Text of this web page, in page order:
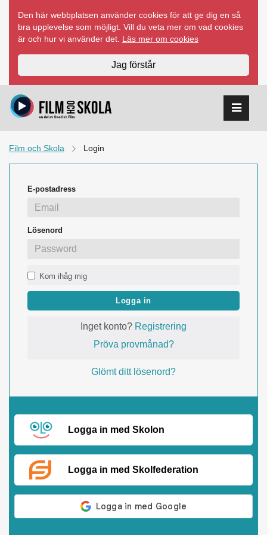
innehåll
Den här webbplatsen använder cookies för att ge dig en så
bra upplevelse som möjligt. Vill du veta mer om vad cookies
är och hur vi använder det. Läs mer om cookies
Jag förstår
Film och Skola Login
E-postadress
Lösenord
Kom ihåg mig
Logga in
Inget konto? Registrering
Pröva provmånad?
Glömt ditt lösenord?
Logga in med Skolon
Logga in med Skolfederation